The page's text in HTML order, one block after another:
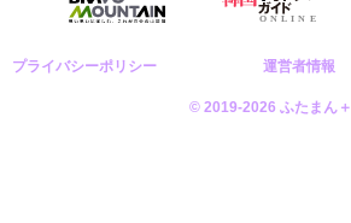
プライバシーポリシー 運営者情報
© 2019-2026 ふたまん＋